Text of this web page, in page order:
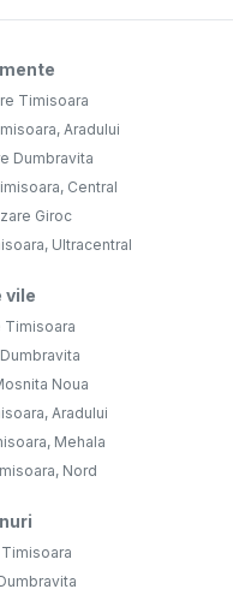
Timisoara
Aradului
Dumbravita
Central
Giroc
Ultracentral
vile
Timisoara
Noua
Aradului
Mehala
Nord